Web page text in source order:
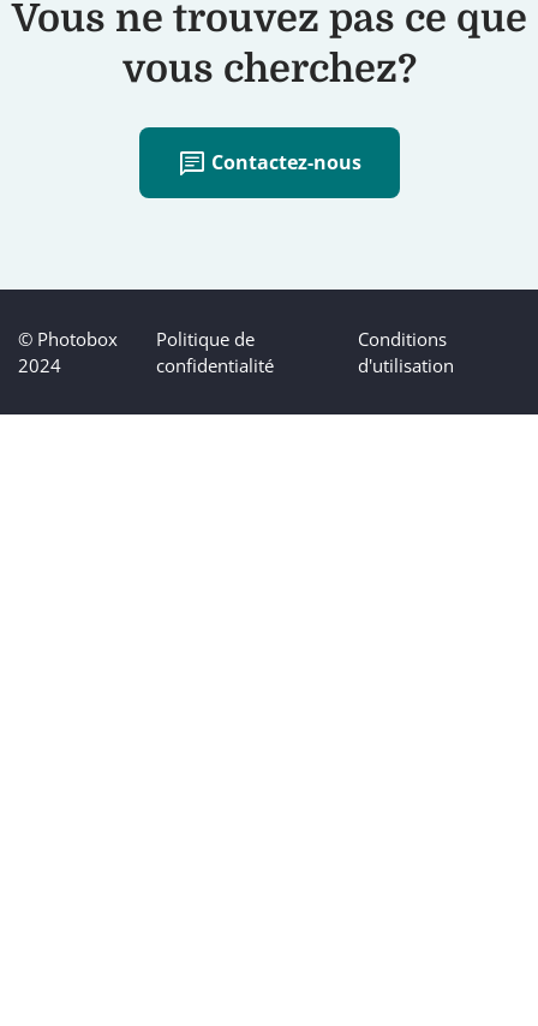
Vous ne trouvez pas ce que
vous cherchez?
chat Contactez-nous
© Photobox
2024
Politique de
confidentialité
Conditions
d'utilisation